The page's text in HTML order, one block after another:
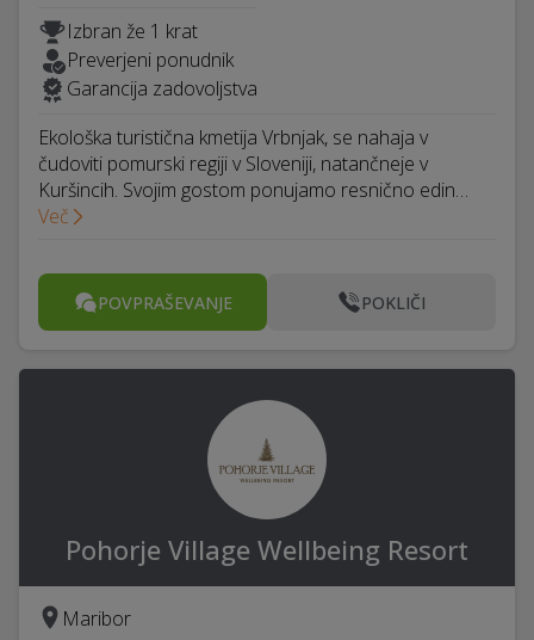
Izbran že 1 krat
Preverjeni ponudnik
Garancija zadovoljstva
Ekološka turistična kmetija Vrbnjak, se nahaja v
čudoviti pomurski regiji v Sloveniji, natančneje v
Kuršincih. Svojim gostom ponujamo resnično edin…
Več
POVPRAŠEVANJE POKLIČI
Pohorje Village Wellbeing Resort
Maribor